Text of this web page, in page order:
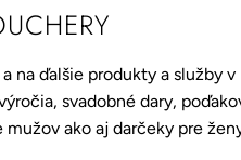
na ďalšie produkty a služby
svadobné dary,
ako aj darčeky pre